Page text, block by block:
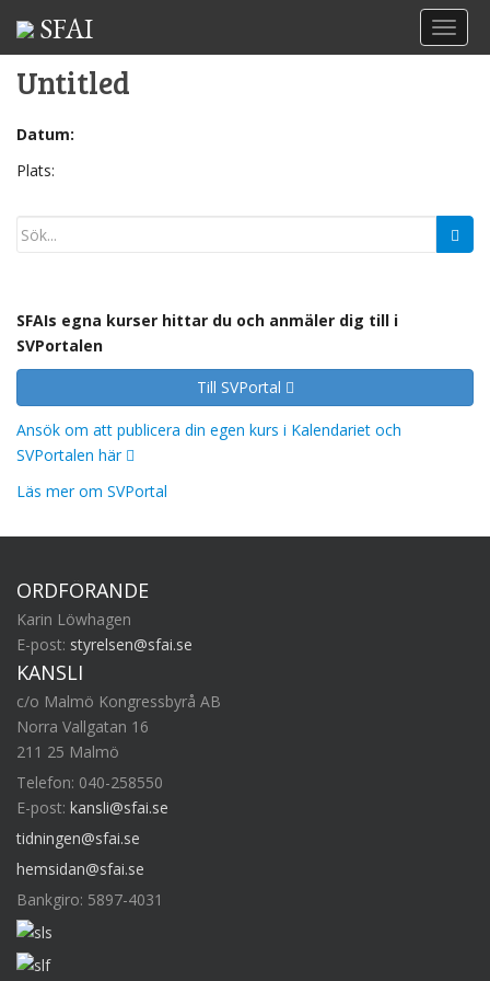
SFAI
Untitled
Datum:
Plats:
SFAIs egna kurser hittar du och anmäler dig till i
SVPortalen
Till SVPortal
Ansök om att publicera din egen kurs i Kalendariet och
SVPortalen här
Läs mer om SVPortal
ORDFÖRANDE
Karin Löwhagen
E-post: styrelsen@sfai.se
KANSLI
c/o Malmö Kongressbyrå AB
Norra Vallgatan 16
211 25 Malmö
Telefon: 040-258550
E-post: kansli@sfai.se
tidningen@sfai.se
hemsidan@sfai.se
Bankgiro: 5897-4031